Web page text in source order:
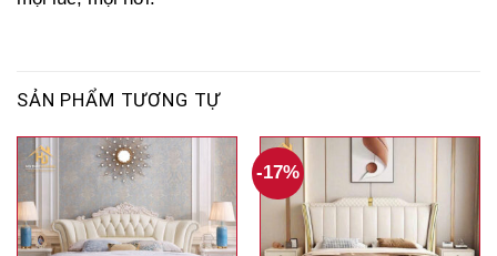
SẢN PHẨM TƯƠNG TỰ
-17%